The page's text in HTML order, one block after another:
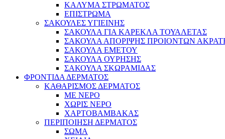
ΚΑΛΥΜΑ ΣΤΡΩΜΑΤΟΣ
ΕΠΙΣΤΡΩΜΑ
ΣΑΚΟΥΛΕΣ ΥΓΙΕΙΝΗΣ
ΣΑΚΟΥΛΑ ΓΙΑ ΚΑΡΕΚΛΑ ΤΟΥΑΛΕΤΑΣ
ΣΑΚΟΥΛΑ ΑΠΟΡΙΨΗΣ ΠΡΟΙΟΝΤΩΝ
ΣΑΚΟΥΛΑ ΕΜΕΤΟΥ
ΣΑΚΟΥΛΑ ΟΥΡΗΣΗΣ
ΣΑΚΟΥΛΑ ΣΚΩΡΑΜΙΔΑΣ
ΦΡΟΝΤΙΔΑ ΔΕΡΜΑΤΟΣ
ΚΑΘΑΡΙΣΜΟΣ ΔΕΡΜΑΤΟΣ
ΜΕ ΝΕΡΟ
ΧΩΡΙΣ ΝΕΡΟ
ΧΑΡΤΟΒΑΜΒΑΚΑΣ
ΠΕΡΙΠΟΙΗΣΗ ΔΕΡΜΑΤΟΣ
ΣΩΜΑ